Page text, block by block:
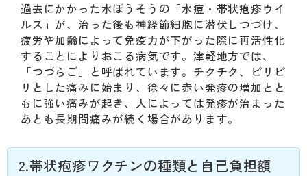
過去にかかった水ぼうそうの「水痘・帯状疱疹ウイ
ルス」が、治った後も神経節細胞に潜伏しつづけ、
疲労や加齢によって免疫力が下がった際に再活性化
することによりおこる病気です。津軽地方では、
「つづらご」と呼ばれています。チクチク、ピリピ
リとした痛みに始まり、徐々に赤い発疹の増加とと
もに強い痛みが起き、人によっては発疹が治まった
あとも長期間痛みが続く場合があります。
2.帯状疱疹ワクチンの種類と自己負担額